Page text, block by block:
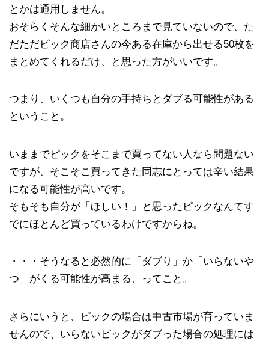
とかは通用しません。
おそらくそんな細かいところまで見ていないので、た
だただピック商店さんの今ある在庫から出せる50枚を
まとめてくれるだけ、と思った方がいいです。
つまり、いくつも自分の手持ちとダブる可能性がある
ということ。
いままでピックをそこまで買ってない人なら問題ない
ですが、そこそこ買ってきた同志にとっては辛い結果
になる可能性が高いです。
そもそも自分が「ほしい！」と思ったピックなんてす
でにほとんど買っているわけですからね。
・・・そうなると必然的に「ダブり」か「いらないや
つ」がくる可能性が高まる、ってこと。
さらにいうと、ピックの場合は中古市場が育っていま
せんので、いらないピックがダブった場合の処理には